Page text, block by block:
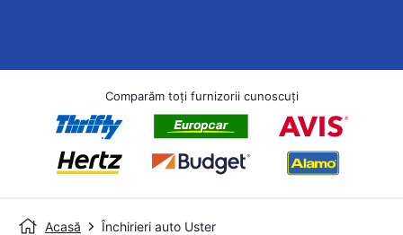
Comparăm toți furnizorii cunoscuți
Acasă Închirieri auto Uster